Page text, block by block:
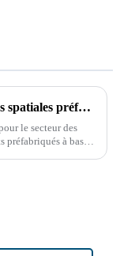
Maisons spatiales préfabriquées à bas prix : perspectives d'avenir
le secteur des
préfabriqués à bas